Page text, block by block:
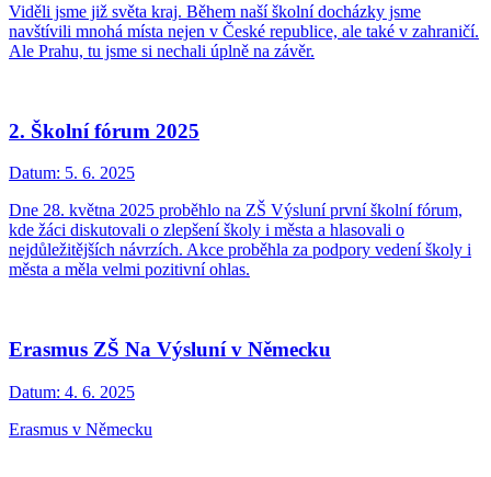
Viděli jsme již světa kraj. Během naší školní docházky jsme
navštívili mnohá místa nejen v České republice, ale také v zahraničí.
Ale Prahu, tu jsme si nechali úplně na závěr.
2. Školní fórum 2025
Datum: 5. 6. 2025
Dne 28. května 2025 proběhlo na ZŠ Výsluní první školní fórum,
kde žáci diskutovali o zlepšení školy i města a hlasovali o
nejdůležitějších návrzích. Akce proběhla za podpory vedení školy i
města a měla velmi pozitivní ohlas.
Erasmus ZŠ Na Výsluní v Německu
Datum: 4. 6. 2025
Erasmus v Německu